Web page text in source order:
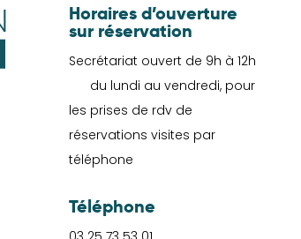
Horaires d’ouverture
sur réservation
Secrétariat ouvert de 9h à 12h
du lundi au vendredi, pour
les prises de rdv de
réservations visites par
téléphone
Téléphone